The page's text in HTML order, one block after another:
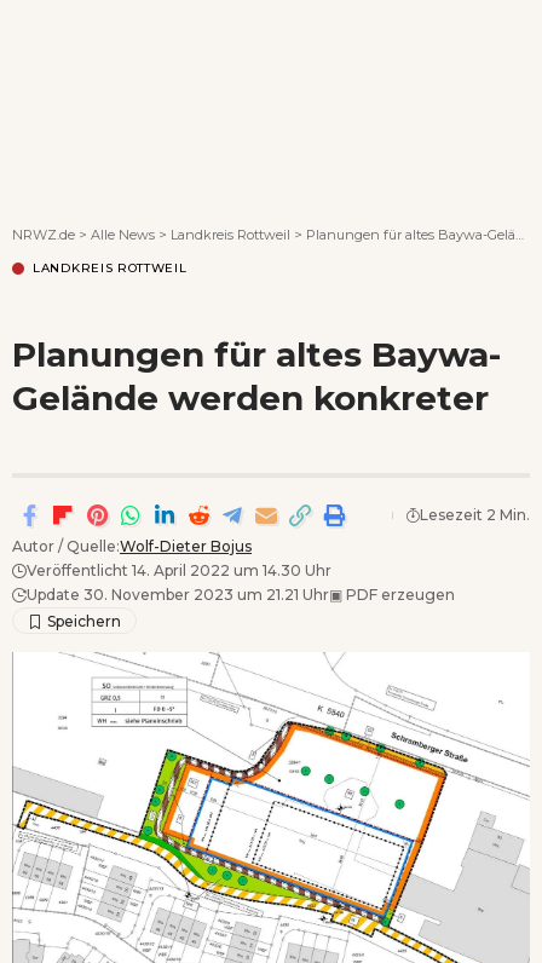
NRWZ.de > Alle News > Landkreis Rottweil > Planungen für altes Baywa-Gelände werden konkreter
LANDKREIS ROTTWEIL
Planungen für altes Baywa-
Gelände werden konkreter
Autor / Quelle:Wolf-Dieter Bojus
Veröffentlicht 14. April 2022 um 14.30 Uhr
Update 30. November 2023 um 21.21 Uhr▣ PDF erzeugen
Lesezeit 2 Min.